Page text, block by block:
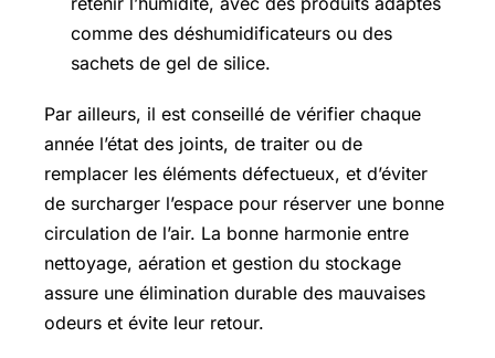
comme des déshumidificateurs ou des
sachets de gel de silice.
Par ailleurs, il est conseillé de vérifier chaque
année l’état des joints, de traiter ou de
remplacer les éléments défectueux, et d’éviter
de surcharger l’espace pour réserver une bonne
circulation de l’air. La bonne harmonie entre
nettoyage, aération et gestion du stockage
assure une élimination durable des mauvaises
odeurs et évite leur retour.